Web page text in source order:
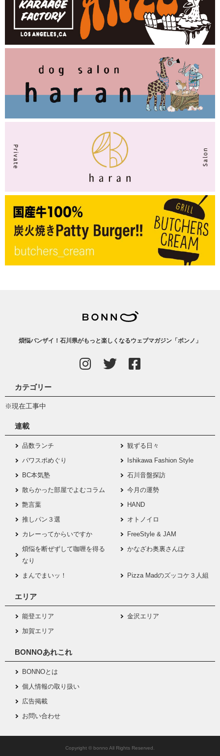
煩悩バンザイ！石川県がもっと楽しくなるウェブマガジン「ボンノ」
カテゴリー
※現在工事中
連載
品数ランチ
観ずる日々
パワスポめぐり
Ishikawa Fashion Style
BC本気塾
石川音盤探訪
散らかった部屋でよむコラム
今月の運勢
艶言葉
HAND
推しパン３選
オトノイロ
カレーってからいですか
FreeStyle & JAM
煩悩を断ぜずして咖喱を得る
なり
かなざわ奥裏さんぽ
まんでまいッ！ Pizza Madのズッコケ３人組
エリア
能登エリア
金沢エリア
加賀エリア
BONNOあれこれ
BONNOとは
個人情報の取り扱い
広告掲載
お問い合わせ
Copyright © bonno All Rights Reserved.